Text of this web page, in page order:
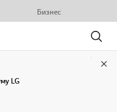
Бизнес
Поиск
LG